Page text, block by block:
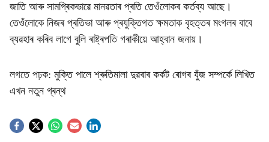
জাতি আৰু সামগ্ৰিকভাৱে মানৱতাৰ প্ৰতি তেওঁলোকৰ কৰ্তব্য আছে।
তেওঁলোকে নিজৰ প্ৰতিভা আৰু প্ৰযুক্তিগত ক্ষমতাক বৃহত্তৰ মংগলৰ বাবে
ব্যৱহাৰ কৰিব লাগে বুলি ৰাষ্ট্ৰপতি গৰাকীয়ে আহ্বান জনায়।
লগতে পঢ়ক: মুক্তি পালে শ্ৰুতিমালা দুৱৰাৰ কৰ্কট ৰোগৰ যুঁজ সম্পৰ্কে লিখিত
এখন নতুন গ্ৰন্থ